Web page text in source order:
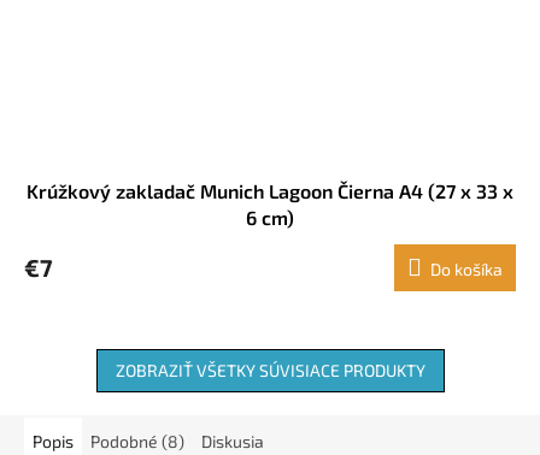
Krúžkový zakladač Munich Lagoon Čierna A4 (27 x 33 x
6 cm)
€7 Do košíka
ZOBRAZIŤ VŠETKY SÚVISIACE PRODUKTY
Popis Podobné (8) Diskusia